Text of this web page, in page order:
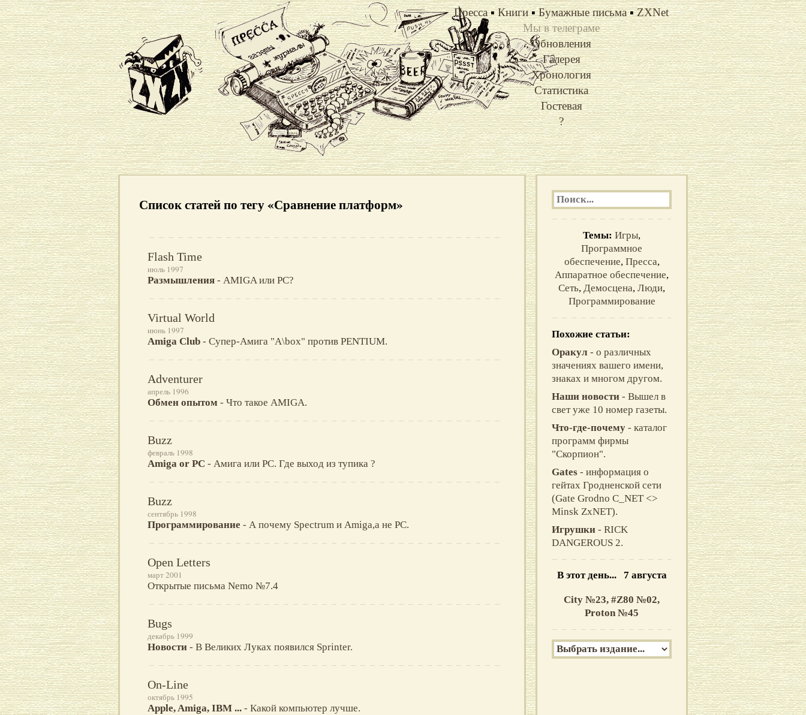
Пресса▪ Книги▪ Бумажные письма▪ ZXNet
Мы в телеграме
Обновления
Галерея
Хронология
Статистика
Гостевая
?
Список статей по тегу «Сравнение платформ»
Flash Time
июль 1997
Размышления - AMIGA или PC?
Virtual World
июнь 1997
Amiga Club - Супер-Амига "A\box" против PENTIUM.
Adventurer
апрель 1996
Обмен опытом - Что такое AMIGA.
Buzz
февраль 1998
Amiga or PC - Амига или PC. Где выход из тупика ?
Buzz
сентябрь 1998
Программирование - А почему Spectrum и Amiga,а не PC.
Open Letters
март 2001
Открытые письма Nemo №7.4
Bugs
декабрь 1999
Новости - В Великих Луках появился Sprinter.
On-Line
октябрь 1995
Apple, Amiga, IBM ... - Какой компьютер лучше.
Темы: Игры,
Программное
обеспечение, Пресса,
Аппаратное обеспечение,
Сеть, Демосцена, Люди,
Программирование
Похожие статьи:
Оракул - о различных
значениях вашего имени,
знаках и многом другом.
Наши новости - Вышел в
свет уже 10 номер газеты.
Что-где-почему - каталог
программ фиpмы
"Скоpпион".
Gates - информация о
гейтах Гродненской сети
(Gate Grodno C_NET <>
Minsk ZxNET).
Игрушки - RICK
DANGEROUS 2.
В этот день... 7 августа
City №23, #Z80 №02,
Proton №45